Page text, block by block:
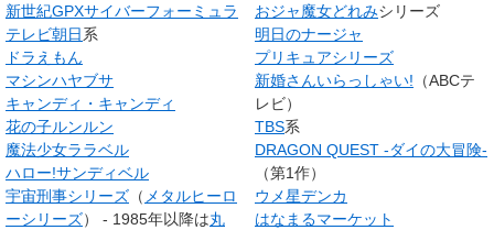
新世紀GPXサイバーフォーミュラ
テレビ朝日系
ドラえもん
マシンハヤブサ
キャンディ・キャンディ
花の子ルンルン
魔法少女ララベル
ハロー!サンディベル
宇宙刑事シリーズ （ メタルヒーロ
ーシリーズ） - 1985年以降は丸
おジャ魔女どれみシリーズ
明日のナージャ
プリキュアシリーズ
新婚さんいらっしゃい! （ABCテ
レビ）
TBS系
DRAGON QUEST -ダイの大冒険-
（第1作）
ウメ星デンカ
はなまるマーケット